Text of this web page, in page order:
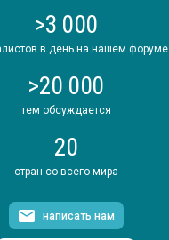
>3 000
в день на нашем форуме
>20 000
тем обсуждается
20
стран со всего мира
написать нам